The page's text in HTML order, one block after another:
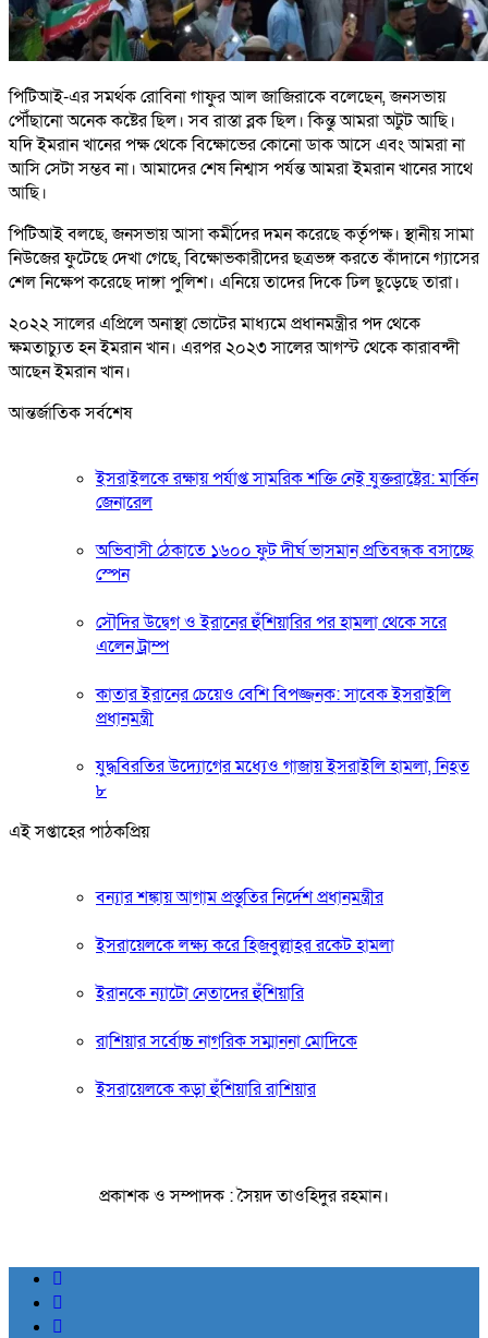
পিটিআই-এর সমর্থক রোবিনা গাফুর আল জাজিরাকে বলেছেন, জনসভায়
পৌঁছানো অনেক কষ্টের ছিল। সব রাস্তা ব্লক ছিল। কিন্তু আমরা অটুট আছি।
যদি ইমরান খানের পক্ষ থেকে বিক্ষোভের কোনো ডাক আসে এবং আমরা না
আসি সেটা সম্ভব না। আমাদের শেষ নিশ্বাস পর্যন্ত আমরা ইমরান খানের সাথে
আছি।
পিটিআই বলছে, জনসভায় আসা কর্মীদের দমন করেছে কর্তৃপক্ষ। স্থানীয় সামা
নিউজের ফুটেছে দেখা গেছে, বিক্ষোভকারীদের ছত্রভঙ্গ করতে কাঁদানে গ্যাসের
শেল নিক্ষেপ করেছে দাঙ্গা পুলিশ। এনিয়ে তাদের দিকে ঢিল ছুড়েছে তারা।
২০২২ সালের এপ্রিলে অনাস্থা ভোটের মাধ্যমে প্রধানমন্ত্রীর পদ থেকে
ক্ষমতাচ্যুত হন ইমরান খান। এরপর ২০২৩ সালের আগস্ট থেকে কারাবন্দী
আছেন ইমরান খান।
আন্তর্জাতিক সর্বশেষ
ইসরাইলকে রক্ষায় পর্যাপ্ত সামরিক শক্তি নেই যুক্তরাষ্ট্রের: মার্কিন
জেনারেল
অভিবাসী ঠেকাতে ১৬০০ ফুট দীর্ঘ ভাসমান প্রতিবন্ধক বসাচ্ছে
স্পেন
সৌদির উদ্বেগ ও ইরানের হুঁশিয়ারির পর হামলা থেকে সরে
এলেন ট্রাম্প
কাতার ইরানের চেয়েও বেশি বিপজ্জনক: সাবেক ইসরাইলি
প্রধানমন্ত্রী
যুদ্ধবিরতির উদ্যোগের মধ্যেও গাজায় ইসরাইলি হামলা, নিহত
৮
এই সপ্তাহের পাঠকপ্রিয়
বন্যার শঙ্কায় আগাম প্রস্তুতির নির্দেশ প্রধানমন্ত্রীর
ইসরায়েলকে লক্ষ্য করে হিজবুল্লাহর রকেট হামলা
ইরানকে ন্যাটো নেতাদের হুঁশিয়ারি
রাশিয়ার সর্বোচ্চ নাগরিক সম্মাননা মোদিকে
ইসরায়েলকে কড়া হুঁশিয়ারি রাশিয়ার
প্রকাশক ও সম্পাদক : সৈয়দ তাওহিদুর রহমান।